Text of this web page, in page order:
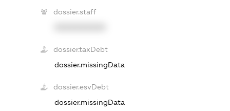
dossier.staff
dossier.taxDebt
dossier.missingData
dossier.esvDebt
dossier.missingData